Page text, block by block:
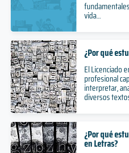
vida...
¿Por qué
El Licenciado
profesional
interpretar,
diversos
¿Por qué
en Letras?